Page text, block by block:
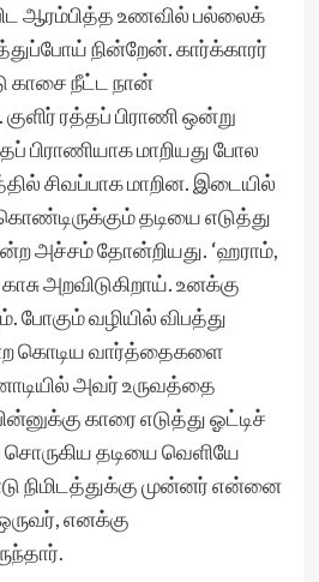
ஆரம்பித்த உணவில் பல்லைக்
நின்றேன். கார்க்காரர்
காசை நீட்ட நான்
ரத்தப் பிராணி ஒன்று
பிராணியாக மாறியது போல
சிவப்பாக மாறின. இடையில்
தடியை எடுத்து
அச்சம் தோன்றியது. ‘ஹராம்,
அறவிடுகிறாய். உனக்கு
வழியில் விபத்து
கொடிய வார்த்தைகளை
அவர் உருவத்தை
காரை எடுத்து ஓட்டிச்
தடியை வெளியே
நிமிடத்துக்கு முன்னர் என்னை
எனக்கு